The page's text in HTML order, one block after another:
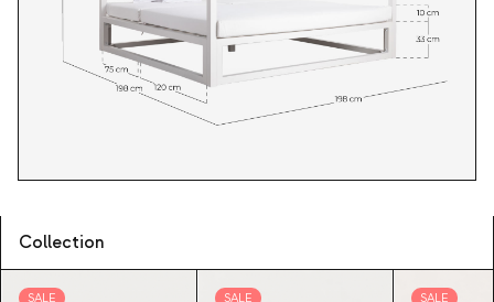
Collection
SALE SALE SALE